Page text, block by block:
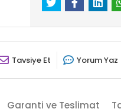
Tavsiye Et Yorum Yaz
Garanti ve Teslimat